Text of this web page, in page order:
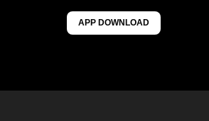
APP DOWNLOAD